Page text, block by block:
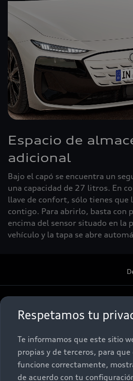
Respetamos tu
Te informamos que este sitio
propias y de terceros, para
funcione correctamente,
de acuerdo con tu
Espacio de
adicional
Bajo el capó se encuentra un
una capacidad de 27 litros. En
llave de confort, sólo tienes que
contigo. Para abrirlo, basta con
encima del sensor situado en la
vehículo y la tapa se abre
Sobre Nosotros
Nuestras Promociones
Postventa